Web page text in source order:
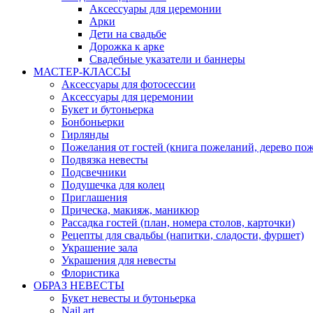
Аксессуары для церемонии
Арки
Дети на свадьбе
Дорожка к арке
Свадебные указатели и баннеры
МАСТЕР-КЛАССЫ
Аксессуары для фотосессии
Аксессуары для церемонии
Букет и бутоньерка
Бонбоньерки
Гирлянды
Пожелания от гостей (книга пожеланий, дерево
Подвязка невесты
Подсвечники
Подушечка для колец
Приглашения
Прическа, макияж, маникюр
Рассадка гостей (план, номера столов, карточки)
Рецепты для свадьбы (напитки, сладости, фуршет)
Украшение зала
Украшения для невесты
Флористика
ОБРАЗ НЕВЕСТЫ
Букет невесты и бутоньерка
Nail art